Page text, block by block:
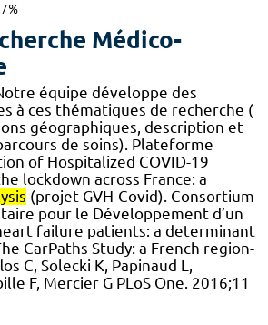
Médico-
équipe développe des
à ces thématiques de recherche (
géographiques, description et
de soins). Plateforme
of Hospitalized COVID-19
lockdown across France: a
(projet GVH-Covid). Consortium
pour le Développement d’un
failure patients: a determinant
CarPaths Study: a French region-
C, Solecki K, Papinaud L,
F, Mercier G PLoS One. 2016;11